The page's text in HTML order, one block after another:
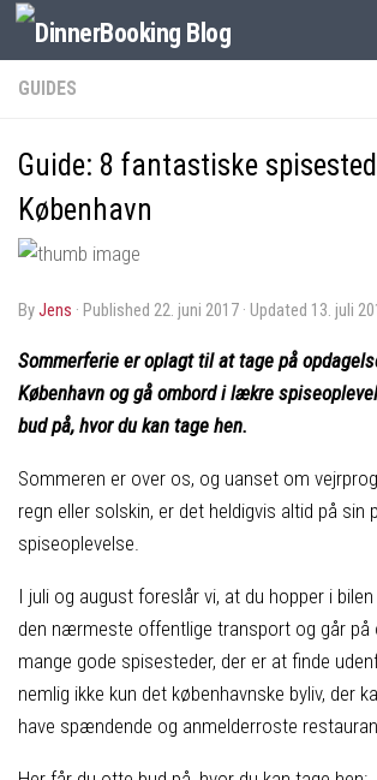
GUIDES
Guide: 8 fantastiske
København
byJens · Published 22. juni 2017 · Updated 13. juli
Sommerferie er oplagt til at tage på
København og gå ombord i lækre
bud på, hvor du kan tage hen.
Sommeren er over os, og uanset om
regn eller solskin, er det heldigvis altid på sin
spiseoplevelse.
I juli og august foreslår vi, at du hopper i
den nærmeste offentlige transport og går på
mange gode spisesteder, der er at finde
nemlig ikke kun det københavnske byliv, der
have spændende og anmelderroste